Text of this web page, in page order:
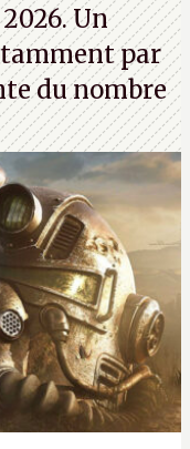
Un
par
du nombre